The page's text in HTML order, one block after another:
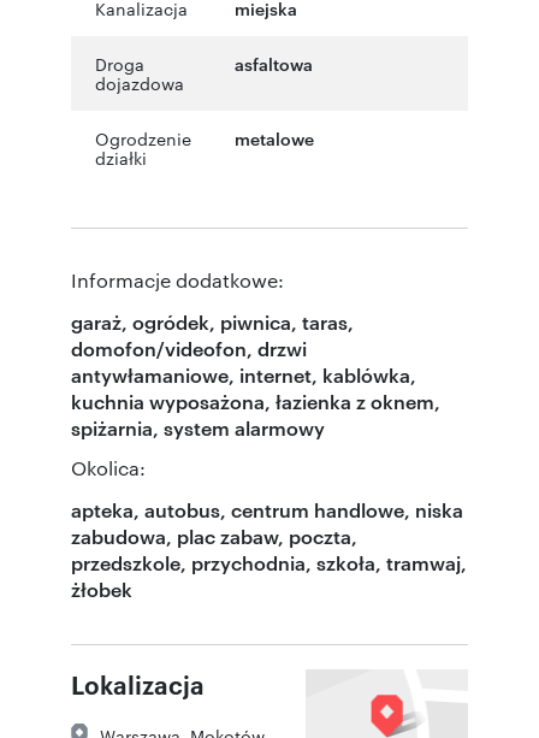
Kanalizacja miejska
Droga
dojazdowa
asfaltowa
Ogrodzenie
działki
metalowe
Informacje dodatkowe:
garaż, ogródek, piwnica, taras,
domofon/videofon, drzwi
antywłamaniowe, internet, kablówka,
kuchnia wyposażona, łazienka z oknem,
spiżarnia, system alarmowy
Okolica:
apteka, autobus, centrum handlowe, niska
zabudowa, plac zabaw, poczta,
przedszkole, przychodnia, szkoła, tramwaj,
żłobek
Lokalizacja